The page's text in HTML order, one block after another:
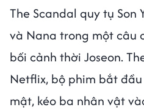
The Scandal quy tụ Son
và Nana trong một câu
bối cảnh thời Joseon.
Netflix, bộ phim bắt
mật, kéo ba nhân vật